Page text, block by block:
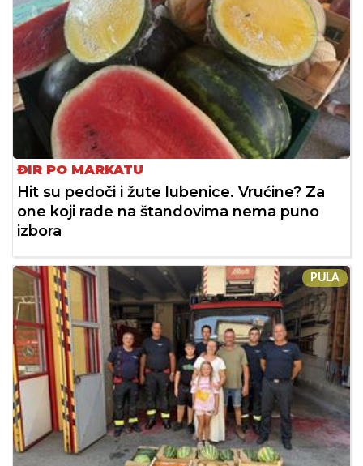
ĐIR PO MARKATU
Hit su pedoči i žute lubenice. Vrućine? Za
one koji rade na štandovima nema puno
izbora
PULA